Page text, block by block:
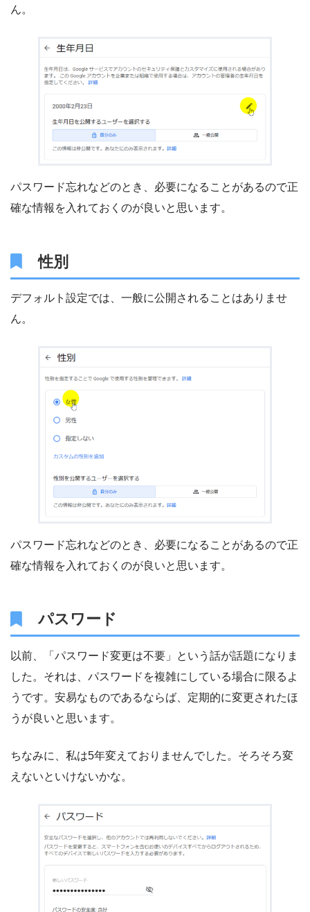
ん。
パスワード忘れなどのとき、必要になることがあるので正
確な情報を入れておくのが良いと思います。
性別
デフォルト設定では、一般に公開されることはありませ
ん。
パスワード忘れなどのとき、必要になることがあるので正
確な情報を入れておくのが良いと思います。
パスワード
以前、「パスワード変更は不要」という話が話題になりま
した。それは、パスワードを複雑にしている場合に限るよ
うです。安易なものであるならば、定期的に変更されたほ
うが良いと思います。
ちなみに、私は5年変えておりませんでした。そろそろ変
えないといけないかな。